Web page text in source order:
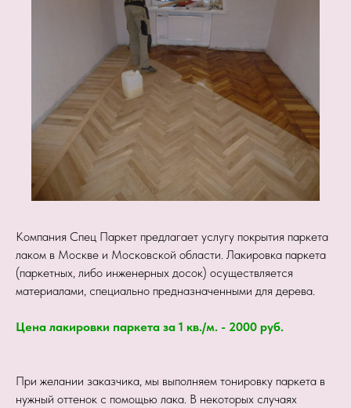
Компания Спец Паркет предлагает услугу покрытия паркета
лаком в Москве и Московской области. Лакировка паркета
(паркетных, либо инженерных досок) осуществляется
материалами, специально предназначенными для дерева.
Цена лакировки паркета за 1 кв./м. - 2000 руб.
При желании заказчика, мы выполняем тонировку паркета в
нужный оттенок с помощью лака. В некоторых случаях